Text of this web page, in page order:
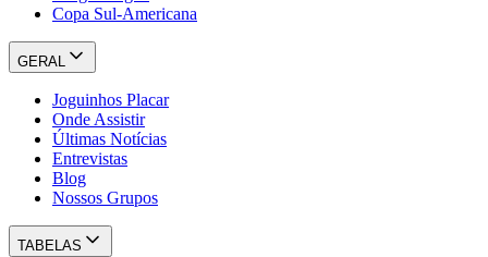
Copa Sul-Americana
GERAL
Joguinhos Placar
Onde Assistir
Últimas Notícias
Entrevistas
Blog
Nossos Grupos
TABELAS